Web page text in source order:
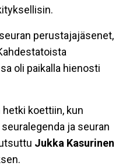
perustajajäsenet,
oli paikalla hienosti
hetki koettiin, kun
ja seuran
Jukka Kasurinen